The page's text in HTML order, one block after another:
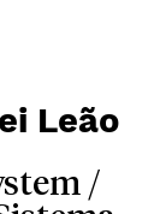
Leão
/